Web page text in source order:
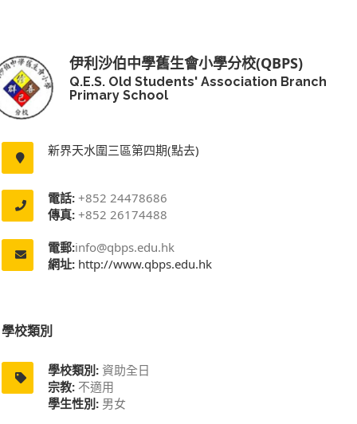
伊利沙伯中學舊生會小學分校(QBPS)
Q.E.S. Old Students' Association Branch
Primary School
新界天水圍三區第四期(點去)
電話: +852 24478686
傳真: +852 26174488
電郵:info@qbps.edu.hk
網址: http://www.qbps.edu.hk
學校類別
學校類別: 資助全日
宗教: 不適用
學生性別: 男女